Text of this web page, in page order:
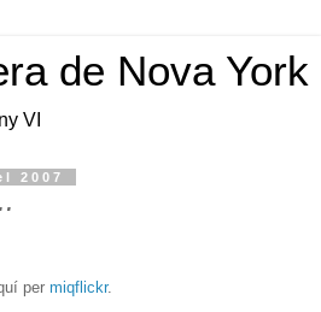
de Nova York
VI
2007
per miqflickr.